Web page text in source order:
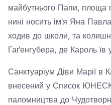
майбутнього Папи, площа
нині носить ім’я Яна
ходив до школи, та
Гаґенгубера, де Кароль їв
Санктуаріум Діви Марії в
внесений у Список
паломництва до